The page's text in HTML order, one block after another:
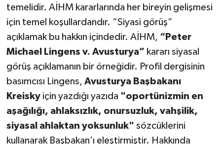
temelidir. AİHM kararlarında her bireyin gelişmesi
için temel koşullardandır. “Siyasi görüş”
açıklamak bu hakkın içindedir. AİHM, “Peter
Michael Lingens v. Avusturya” kararı siyasal
görüş açıklamanın bir örneğidir. Profil dergisinin
basımcısı Lingens, Avusturya Başbakanı
Kreiskyiçin yazdığı yazıda "oportünizmin en
aşağılığı, ahlaksızlık, onursuzluk, vahşilik,
siyasal ahlaktan yoksunluk" sözcüklerini
kullanarak Başbakan’ı eleştirmiştir. Hakkında